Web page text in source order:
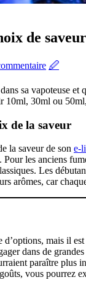
de
🖉
sa vapoteuse
30ml ou
de la saveur
la saveur de son e-
les anciens
Les
arômes, car
mais il
dans de
paraître plus
vous pourrez